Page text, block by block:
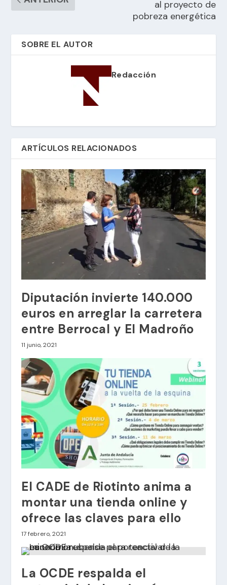
al proyecto de
pobreza energética
SOBRE EL AUTOR
Redacción
ARTÍCULOS RELACIONADOS
Diputación invierte 140.000
euros en arreglar la carretera
entre Berrocal y El Madroño
11 junio, 2021
El CADE de Riotinto anima a
montar una tienda online y
ofrece las claves para ello
17 febrero, 2021
La OCDE respalda el